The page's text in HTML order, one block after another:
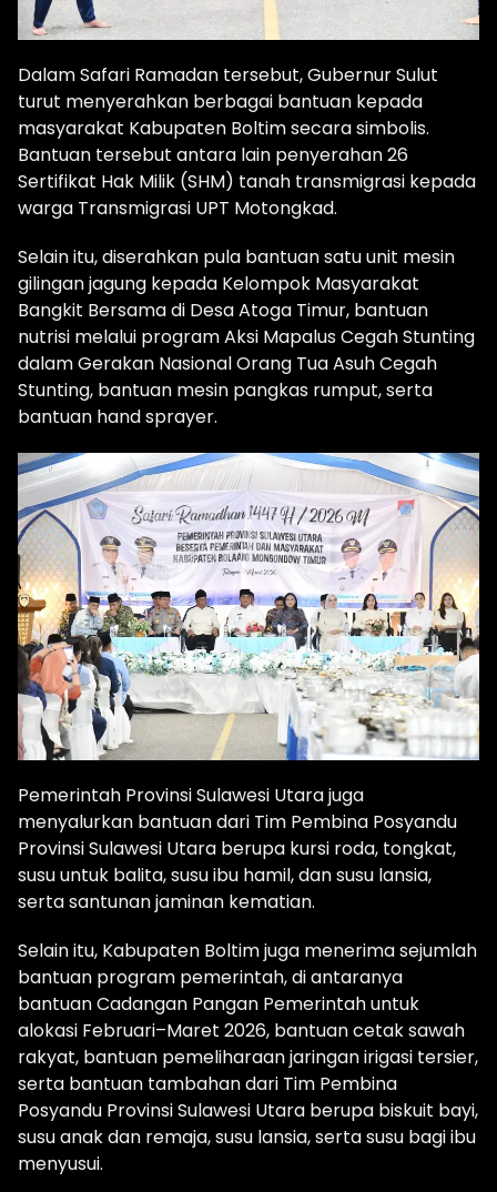
Dalam Safari Ramadan tersebut, Gubernur Sulut
turut menyerahkan berbagai bantuan kepada
masyarakat Kabupaten Boltim secara simbolis.
Bantuan tersebut antara lain penyerahan 26
Sertifikat Hak Milik (SHM) tanah transmigrasi kepada
warga Transmigrasi UPT Motongkad.
Selain itu, diserahkan pula bantuan satu unit mesin
gilingan jagung kepada Kelompok Masyarakat
Bangkit Bersama di Desa Atoga Timur, bantuan
nutrisi melalui program Aksi Mapalus Cegah Stunting
dalam Gerakan Nasional Orang Tua Asuh Cegah
Stunting, bantuan mesin pangkas rumput, serta
bantuan hand sprayer.
Pemerintah Provinsi Sulawesi Utara juga
menyalurkan bantuan dari Tim Pembina Posyandu
Provinsi Sulawesi Utara berupa kursi roda, tongkat,
susu untuk balita, susu ibu hamil, dan susu lansia,
serta santunan jaminan kematian.
Selain itu, Kabupaten Boltim juga menerima sejumlah
bantuan program pemerintah, di antaranya
bantuan Cadangan Pangan Pemerintah untuk
alokasi Februari–Maret 2026, bantuan cetak sawah
rakyat, bantuan pemeliharaan jaringan irigasi tersier,
serta bantuan tambahan dari Tim Pembina
Posyandu Provinsi Sulawesi Utara berupa biskuit bayi,
susu anak dan remaja, susu lansia, serta susu bagi ibu
menyusui.